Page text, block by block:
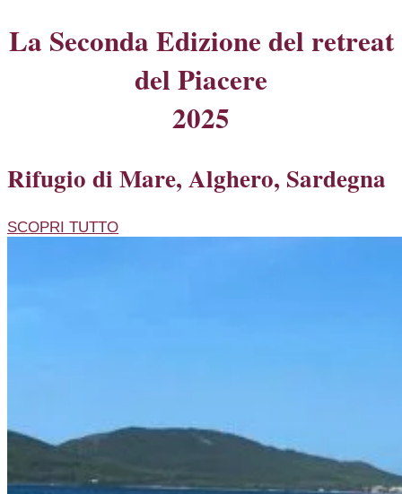
La Seconda Edizione del retreat
del Piacere
2025
Rifugio di Mare, Alghero, Sardegna
SCOPRI TUTTO